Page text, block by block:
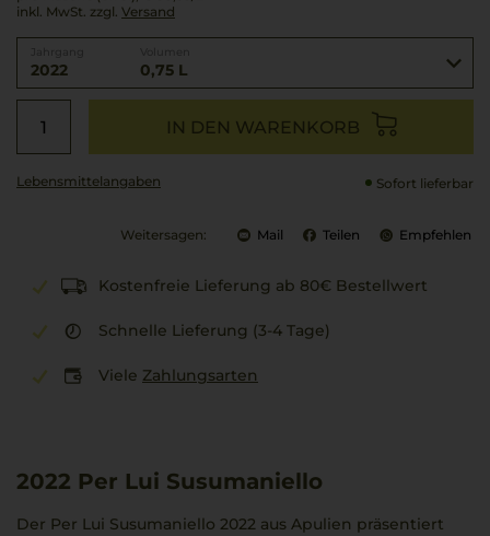
inkl. MwSt. zzgl. Versand
2022 0,75 L
IN DEN WARENKORB
Lebensmittel­angaben Sofort lieferbar
Weitersagen: Mail Teilen Empfehlen
Kostenfreie Lieferung ab 80€ Bestellwert
Schnelle Lieferung (3-4 Tage)
Viele Zahlungsarten
2022 Per Lui Susumaniello
Der Per Lui Susumaniello 2022 aus Apulien präsentiert